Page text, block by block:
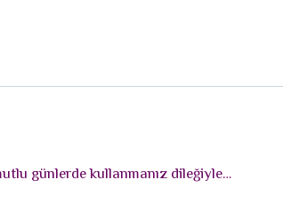
günlerde kullanmanız dileğiyle…